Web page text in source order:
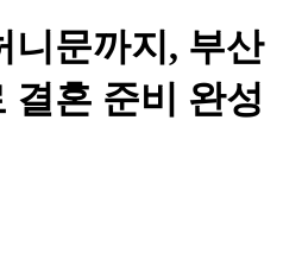
니문까지, 부산
결혼 준비 완성